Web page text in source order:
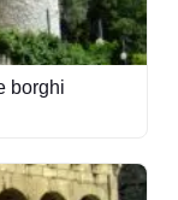
borghi